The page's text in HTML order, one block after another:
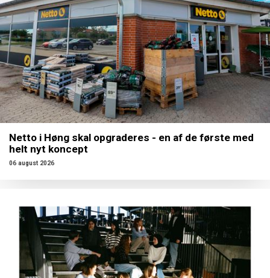
Netto i Høng skal opgraderes - en af de første med
helt nyt koncept
06 august 2026